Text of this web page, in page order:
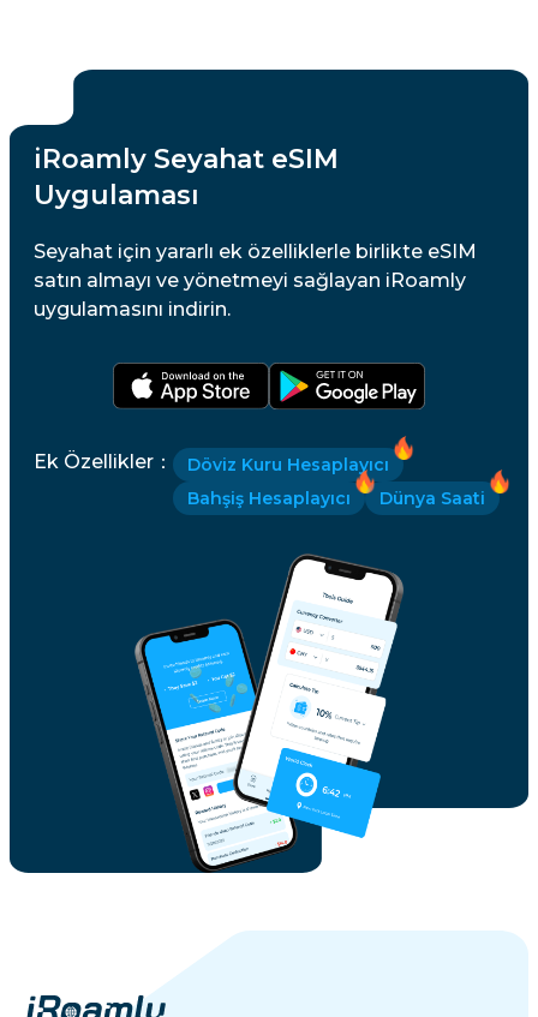
iRoamly Seyahat eSIM
Uygulaması
Seyahat için yararlı ek özelliklerle birlikte eSIM
satın almayı ve yönetmeyi sağlayan iRoamly
uygulamasını indirin.
Ek Özellikler ：
Döviz Kuru Hesaplayıcı
Bahşiş Hesaplayıcı
Dünya Saati